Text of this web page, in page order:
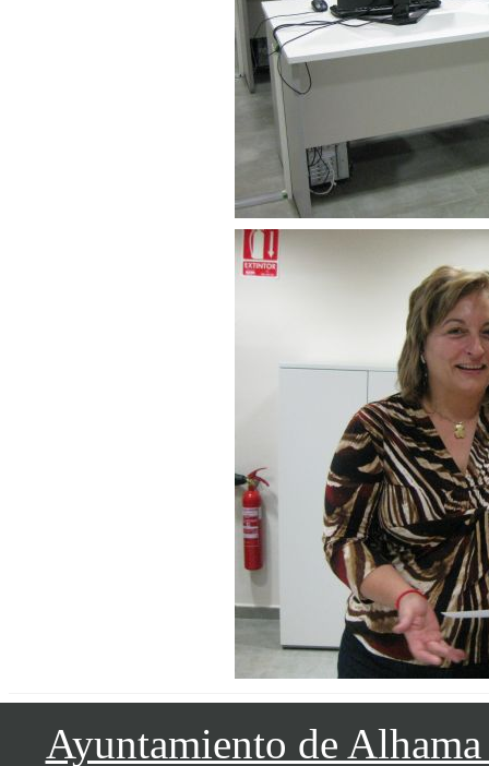
Ayuntamiento de